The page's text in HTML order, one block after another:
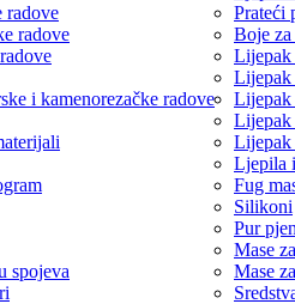
radove
radove
i kamenorezačke radove
spojeva
Prateći
Boje za
Lijepak
Lijepak
Lijepak
Lijepak
Lijepak
Ljepila
Fug
Silikoni
Pur
Mase
Mase